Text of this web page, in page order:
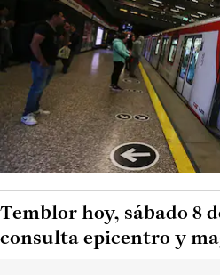
Temblor hoy, sábado 8
consulta epicentro y